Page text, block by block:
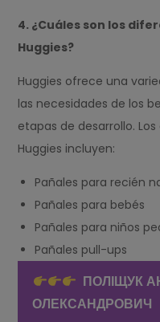
4. ¿Cuáles son los
Huggies?
Huggies ofrece una
las necesidades de los
etapas de desarrollo.
Huggies incluyen:
Pañales para recién
Pañales para bebés
Pañales para niños
Pañales pull-ups
ПОЛІЩУК
ОЛЕКСАНДРОВИЧ